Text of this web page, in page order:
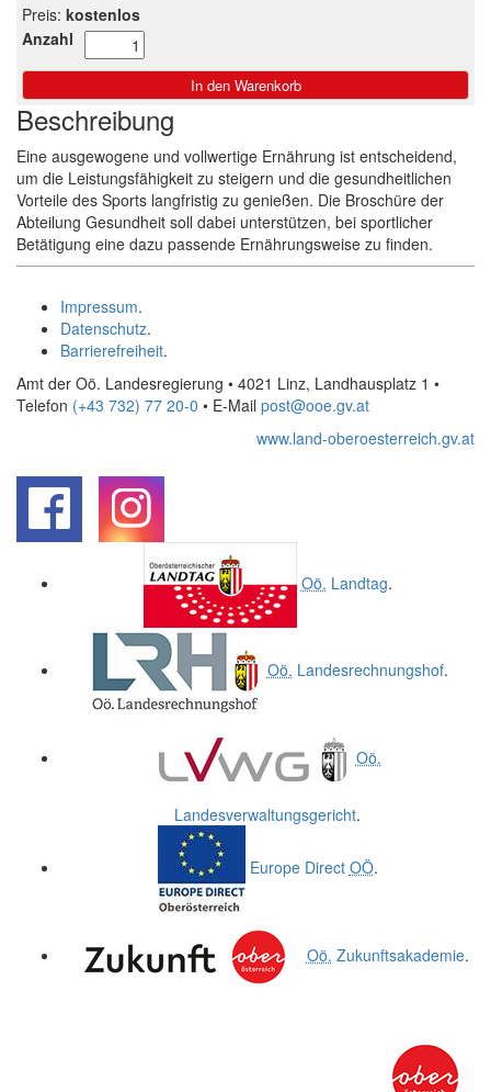
Preis: kostenlos
Anzahl
Beschreibung
Eine ausgewogene und vollwertige Ernährung ist entscheidend,
um die Leistungsfähigkeit zu steigern und die gesundheitlichen
Vorteile des Sports langfristig zu genießen. Die Broschüre der
Abteilung Gesundheit soll dabei unterstützen, bei sportlicher
Betätigung eine dazu passende Ernährungsweise zu finden.
Impressum.
Datenschutz.
Barrierefreiheit.
Amt der Oö. Landesregierung • 4021 Linz, Landhausplatz 1 •
Telefon (+43 732) 77 20-0 • E-Mail post@ooe.gv.at
www.land-oberoesterreich.gv.at
Oö. Landtag.
Oö. Landesrechnungshof.
Oö.
Landesverwaltungsgericht.
Europe Direct OÖ.
Oö. Zukunftsakademie.